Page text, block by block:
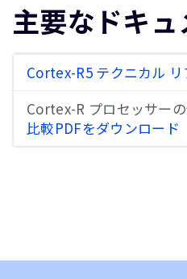
主要なドキュ
Cortex-R5 テクニカル
Cortex-R プロセッサー
比較PDFをダウンロード